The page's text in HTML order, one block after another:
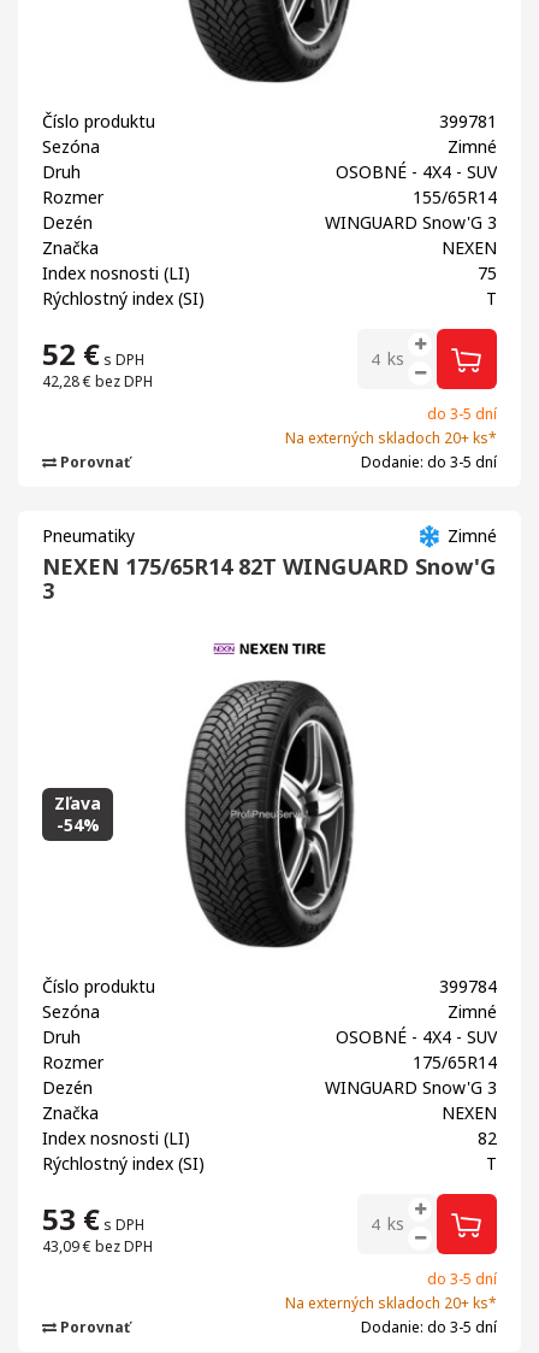
Číslo produktu
399781
Sezóna
Zimné
Druh
OSOBNÉ - 4X4 - SUV
Rozmer
155/65R14
Dezén
WINGUARD Snow'G 3
Značka
NEXEN
Index nosnosti (LI)
75
Rýchlostný index (SI)
T
52 € s DPH
42,28 € bez DPH
ks
do 3-5 dní
Na externých skladoch 20+ ks*
Dodanie: do 3-5 dní
Porovnať
Zimné
Pneumatiky
NEXEN 175/65R14 82T WINGUARD Snow'G
3
Zľava
-54%
Číslo produktu
399784
Sezóna
Zimné
Druh
OSOBNÉ - 4X4 - SUV
Rozmer
175/65R14
Dezén
WINGUARD Snow'G 3
Značka
NEXEN
Index nosnosti (LI)
82
Rýchlostný index (SI)
T
53 € s DPH
43,09 € bez DPH
ks
do 3-5 dní
Na externých skladoch 20+ ks*
Dodanie: do 3-5 dní
Porovnať